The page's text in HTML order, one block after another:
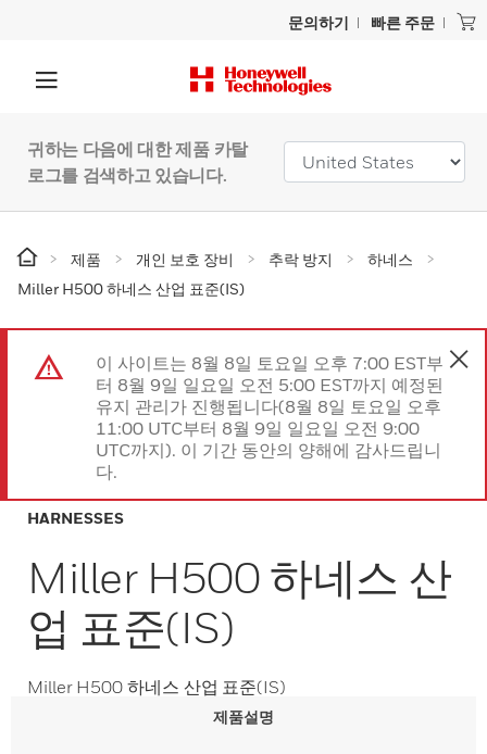
문의하기 빠른 주문
귀하는 다음에 대한 제품 카탈
로그를 검색하고 있습니다.
제품 개인 보호 장비 추락 방지
하네스
Miller H500 하네스 산업 표준(IS)
이 사이트는 8월 8일 토요일 오후 7:00 EST부
터 8월 9일 일요일 오전 5:00 EST까지 예정된
유지 관리가 진행됩니다(8월 8일 토요일 오후
11:00 UTC부터 8월 9일 일요일 오전 9:00
UTC까지). 이 기간 동안의 양해에 감사드립니
다.
HARNESSES
Miller H500 하네스 산
업 표준(IS)
Miller H500 하네스 산업 표준(IS)
제품설명